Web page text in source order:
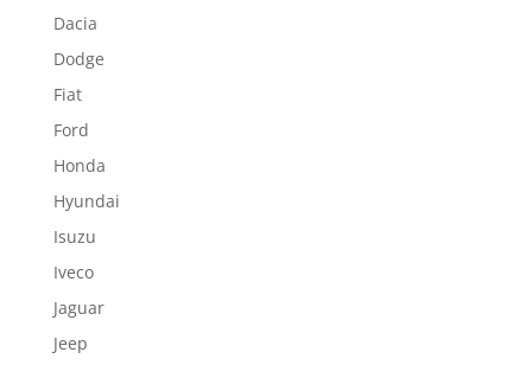
Dacia
Dodge
Fiat
Ford
Honda
Hyundai
Isuzu
Iveco
Jaguar
Jeep